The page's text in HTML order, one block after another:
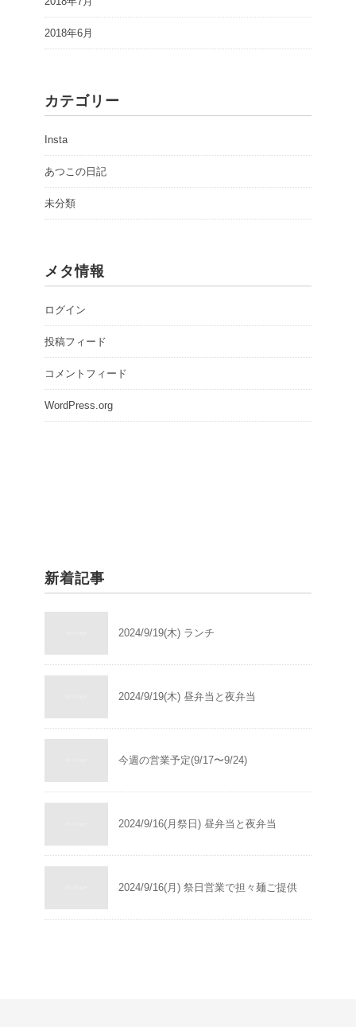
2018年6月
カテゴリー
Insta
あつこの日記
未分類
メタ情報
ログイン
投稿フィード
コメントフィード
WordPress.org
新着記事
2024/9/19(木) ランチ
2024/9/19(木) 昼弁当と夜弁当
今週の営業予定(9/17〜9/24)
2024/9/16(月祭日) 昼弁当と夜弁当
2024/9/16(月) 祭日営業で担々麺ご提供